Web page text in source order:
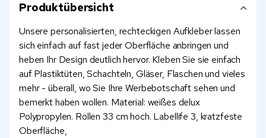
Produktübersicht
Unsere personalisierten, rechteckigen Aufkleber lassen
sich einfach auf fast jeder Oberfläche anbringen und
heben Ihr Design deutlich hervor. Kleben Sie sie einfach
auf Plastiktüten, Schachteln, Gläser, Flaschen und vieles
mehr - überall, wo Sie Ihre Werbebotschaft sehen und
bemerkt haben wollen. Material: weißes delux
Polypropylen. Rollen 33 cm hoch. Labellife 3, kratzfeste
Oberfläche,